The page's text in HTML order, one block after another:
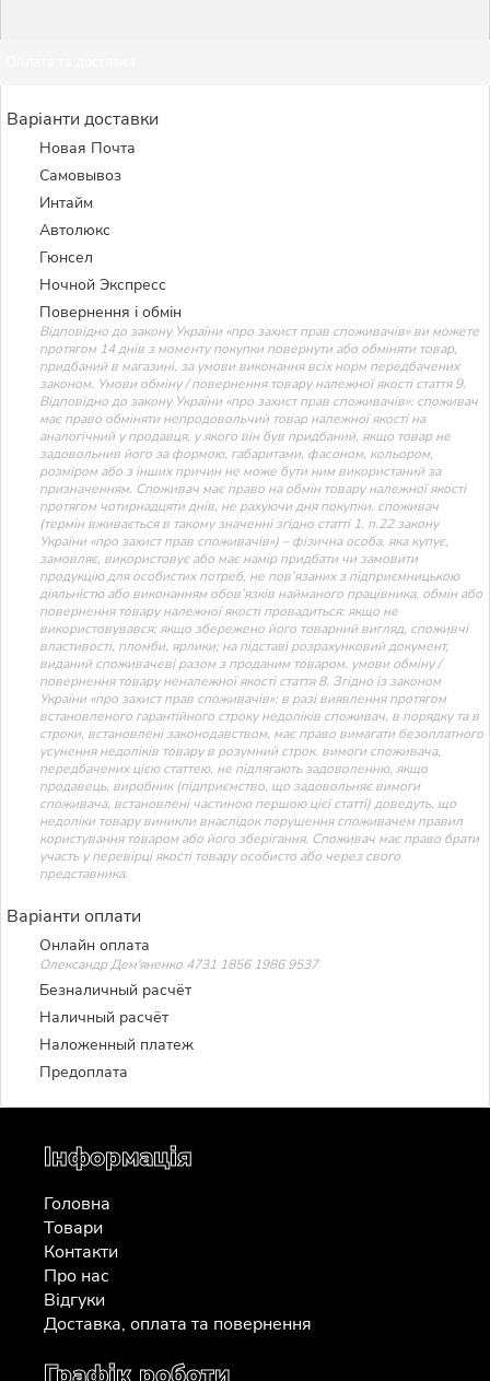
Варіанти доставки
Новая Почта
Самовывоз
Интайм
Автолюкс
Гюнсел
Ночной Экспресс
Повернення і обмін
Відповідно до закону України «про захист прав споживачів» ви можете
протягом 14 днів з моменту покупки повернути або обміняти товар,
придбаний в магазині, за умови виконання всіх норм передбачених
законом. Умови обміну / повернення товару належної якості стаття 9.
Відповідно до закону України «про захист прав споживачів»: споживач
має право обміняти непродовольчий товар належної якості на
аналогічний у продавця, у якого він був придбаний, якщо товар не
задовольнив його за формою, габаритами, фасоном, кольором,
розміром або з інших причин не може бути ним використаний за
призначенням. Споживач має право на обмін товару належної якості
протягом чотирнадцяти днів, не рахуючи дня покупки. споживач
(термін вживається в такому значенні згідно статті 1. п.22 закону
України «про захист прав споживачів») – фізична особа, яка купує,
замовляє, використовує або має намір придбати чи замовити
продукцію для особистих потреб, не пов’язаних з підприємницькою
діяльністю або виконанням обов’язків найманого працівника. обмін або
повернення товару належної якості провадиться: якщо не
використовувався; якщо збережено його товарний вигляд, споживчі
властивості, пломби, ярлики; на підставі розрахунковий документ,
виданий споживачеві разом з проданим товаром. умови обміну /
повернення товару неналежної якості стаття 8. Згідно із законом
України «про захист прав споживачів»: в разі виявлення протягом
встановленого гарантійного строку недоліків споживач, в порядку та в
строки, встановлені законодавством, має право вимагати безоплатного
усунення недоліків товару в розумний строк. вимоги споживача,
передбачених цією статтею, не підлягають задоволенню, якщо
продавець, виробник (підприємство, що задовольняє вимоги
споживача, встановлені частиною першою цієї статті) доведуть, що
недоліки товару виникли внаслідок порушення споживачем правил
користування товаром або його зберігання. Споживач має право брати
участь у перевірці якості товару особисто або через свого
представника.
Варіанти оплати
Онлайн оплата
Олександр Дем'яненко 4731 1856 1986 9537
Безналичный расчёт
Наличный расчёт
Наложенный платеж
Предоплата
Інформація
Головна
Товари
Контакти
Про нас
Відгуки
Доставка, оплата та повернення